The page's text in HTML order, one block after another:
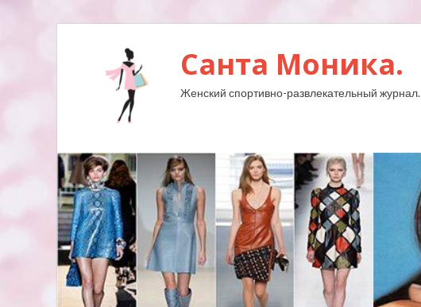
Санта Моника.
Женский спортивно-развлекательный журнал.